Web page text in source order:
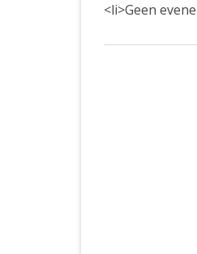
<li>Geen